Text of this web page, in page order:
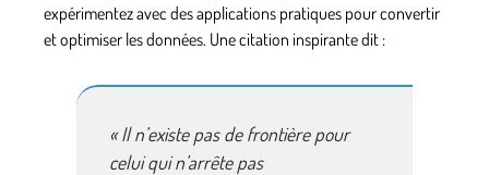
expérimentez avec desapplications pratiques pour convertir
et optimiser les données. Une citation inspirante dit :
« Il n’existe pas de frontière pour
celui qui n’arrête pas